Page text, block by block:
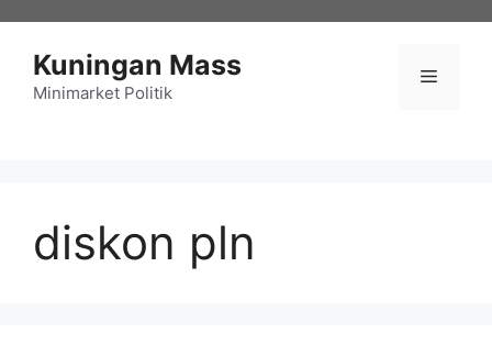
Kuningan Mass
Minimarket Politik
Menu
diskon pln